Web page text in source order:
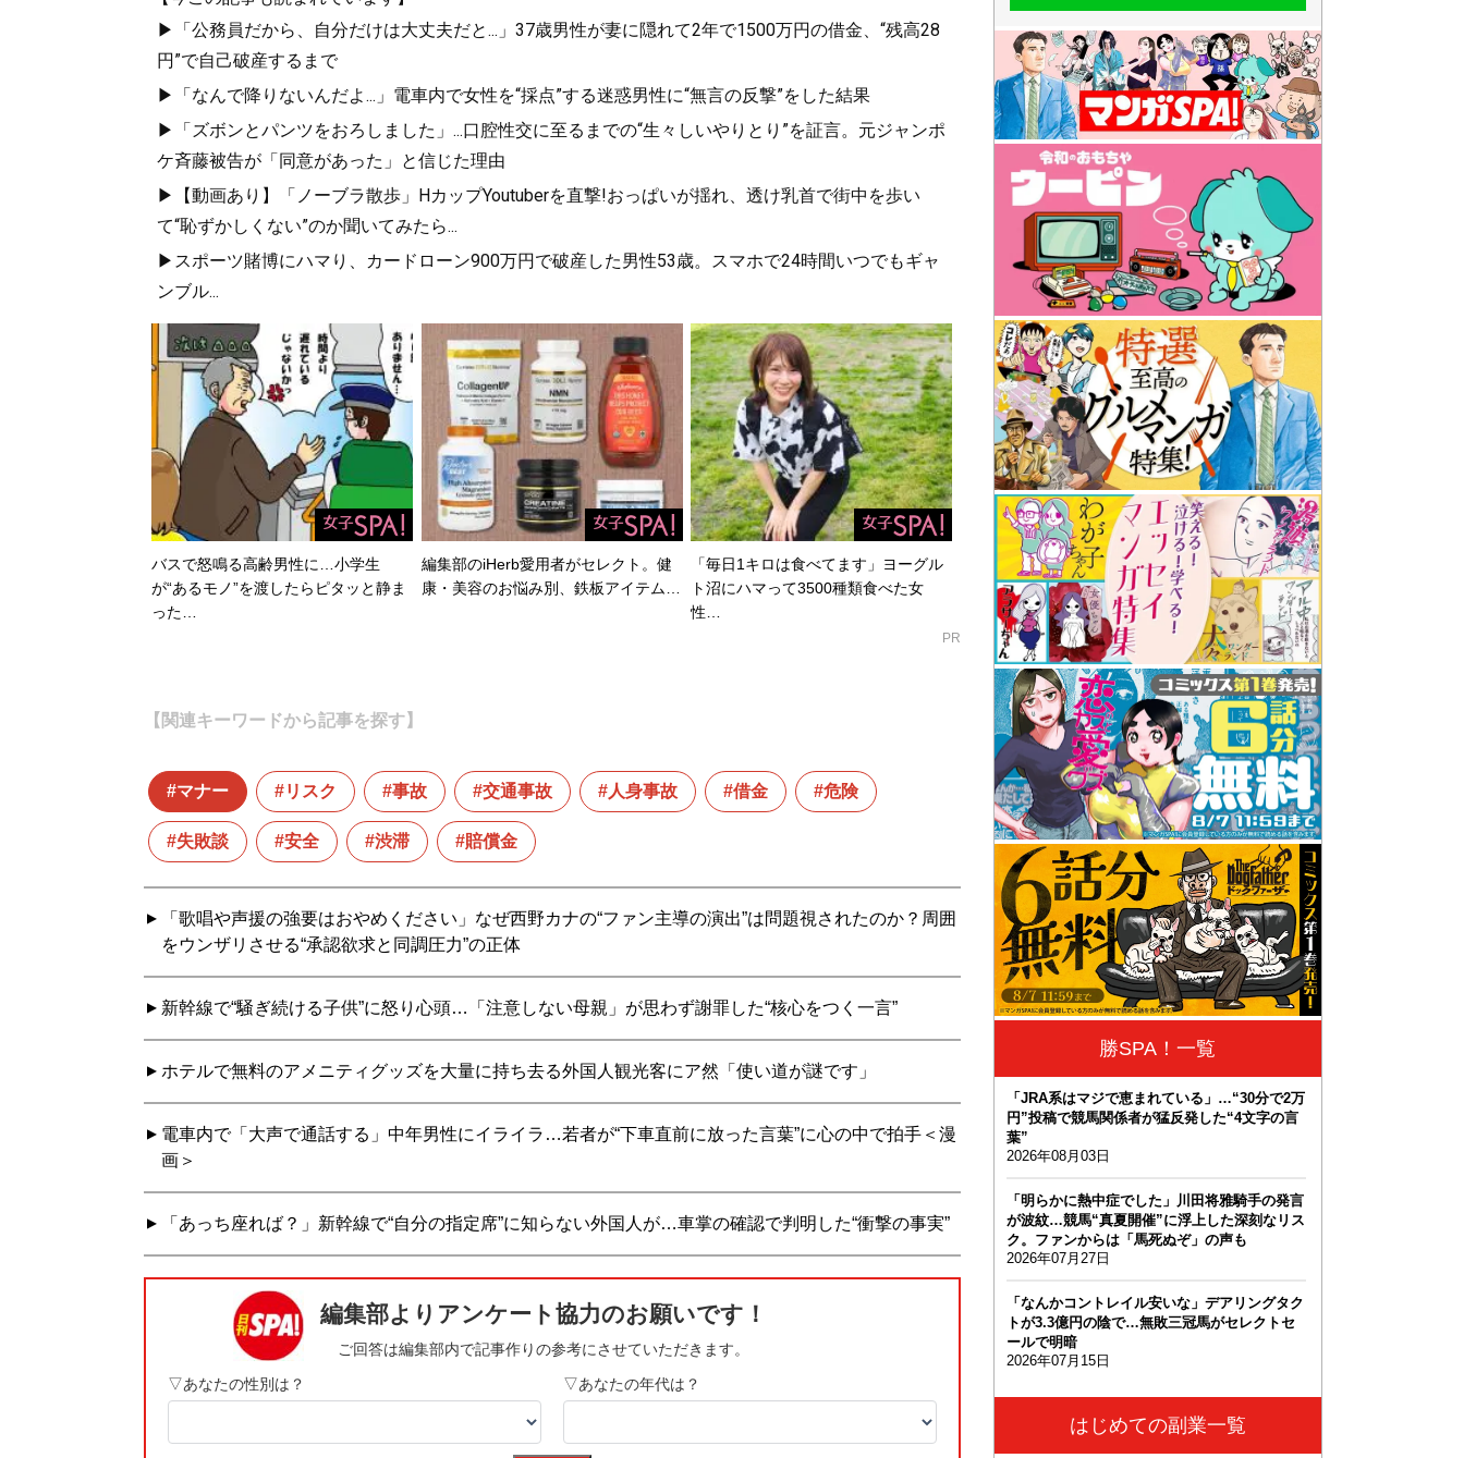
▶「公務員だから、自分だけは大丈夫だと...」37歳男性が妻に隠れて2年で1500万円の借金、“残高28
円”で自己破産するまで
▶「なんで降りないんだよ...」電車内で女性を“採点”する迷惑男性に“無言の反撃”をした結果
▶「ズボンとパンツをおろしました」...口腔性交に至るまでの“生々しいやりとり”を証言。元ジャンポ
ケ斉藤被告が「同意があった」と信じた理由
▶【動画あり】「ノーブラ散歩」HカップYoutuberを直撃!おっぱいが揺れ、透け乳首で街中を歩い
て“恥ずかしくない”のか聞いてみたら...
▶スポーツ賭博にハマり、カードローン900万円で破産した男性53歳。スマホで24時間いつでもギャ
ンブル...
バスで怒鳴る高齢男性に…小学生
が“あるモノ”を渡したらピタッと静ま
った…
編集部のiHerb愛用者がセレクト。健
康・美容のお悩み別、鉄板アイテム…
「毎日1キロは食べてます」ヨーグル
ト沼にハマって3500種類食べた女
性…
PR
【関連キーワードから記事を探す】
マナー リスク 事故 交通事故 人身事故 借金 危険
失敗談 安全 渋滞 賠償金
「歌唱や声援の強要はおやめください」なぜ西野カナの“ファン主導の演出”は問題視されたのか？周囲
をウンザリさせる“承認欲求と同調圧力”の正体
新幹線で“騒ぎ続ける子供”に怒り心頭…「注意しない母親」が思わず謝罪した“核心をつく一言”
ホテルで無料のアメニティグッズを大量に持ち去る外国人観光客にア然「使い道が謎です」
電車内で「大声で通話する」中年男性にイライラ…若者が“下車直前に放った言葉”に心の中で拍手＜漫
画＞
「あっち座れば？」新幹線で“自分の指定席”に知らない外国人が…車掌の確認で判明した“衝撃の事実”
勝SPA！一覧
「JRA系はマジで恵まれている」…“30分で2万
円”投稿で競馬関係者が猛反発した“4文字の言
葉”
2026年08月03日
「明らかに熱中症でした」川田将雅騎手の発言
が波紋…競馬“真夏開催”に浮上した深刻なリス
ク。ファンからは「馬死ぬぞ」の声も
2026年07月27日
「なんかコントレイル安いな」デアリングタク
トが3.3億円の陰で…無敗三冠馬がセレクトセ
ールで明暗
2026年07月15日
はじめての副業一覧